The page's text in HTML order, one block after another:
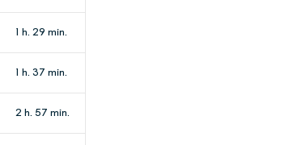
1 h. 29 min.
1 h. 37 min.
2 h. 57 min.